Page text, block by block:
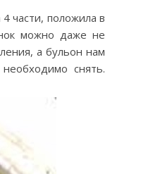
части, положила в
можно даже не
а бульон нам
снять.